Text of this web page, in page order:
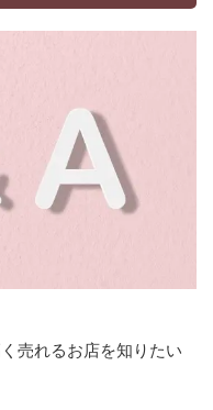
売れるお店を知りたい